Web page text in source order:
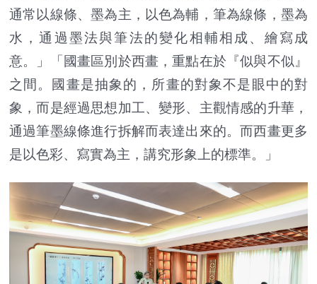
通常以線條、墨為主，以色為輔，筆為線條，墨為
水，通過墨法與筆法的變化相輔相成、繪寫成
意。」「國畫區別於西畫，重點在於『似與不似』
之間。國畫是抽象的，所畫的對象不是眼中的對
象，而是經過思想加工、變形、主觀情感的升華，
通過筆墨線條進行拆解而表達出來的。而西畫更多
是以色彩、寫實為主，講究形象上的標準。」